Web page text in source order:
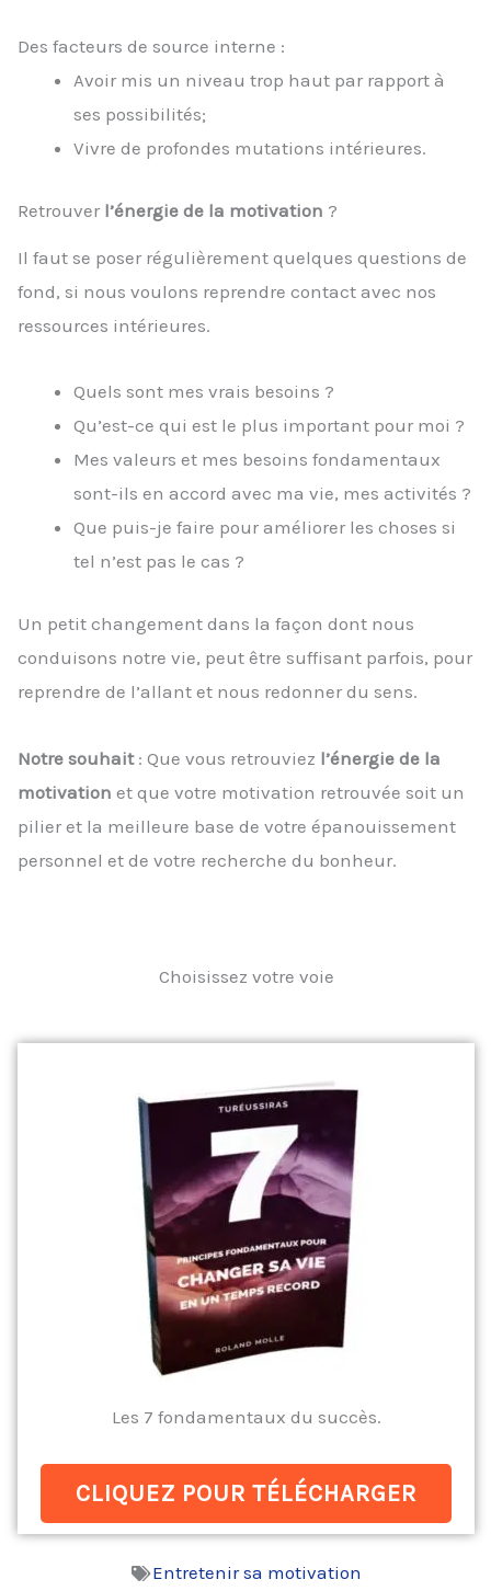
Des facteurs de source interne :
Avoir mis un niveau trop haut par rapport à
ses possibilités;
Vivre de profondes mutations intérieures.
Retrouver l’énergie de la motivation ?
Il faut se poser régulièrement quelques questions de
fond, si nous voulons reprendre contact avec nos
ressources intérieures.
Quels sont mes vrais besoins ?
Qu’est-ce qui est le plus important pour moi ?
Mes valeurs et mes besoins fondamentaux
sont-ils en accord avec ma vie, mes activités ?
Que puis-je faire pour améliorer les choses si
tel n’est pas le cas ?
Un petit changement dans la façon dont nous
conduisons notre vie, peut être suffisant parfois, pour
reprendre de l’allant et nous redonner du sens.
Notre souhait: Que vous retrouviez l’énergie de la
motivation et que votre motivation retrouvée soit un
pilier et la meilleure base de votre épanouissement
personnel et de votre recherche du bonheur.
Choisissez votre voie
Les 7 fondamentaux du succès.
CLIQUEZ POUR TÉLÉCHARGER
Entretenir sa motivation